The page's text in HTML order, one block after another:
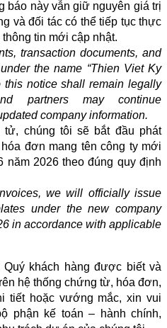
báo này vẫn giữ nguyên giá trị
và đối tác có thể tiếp tục thực
tin mới cập nhật.
transaction documents, and
the name “Thien Viet Ky
this notice shall remain legally
partners may continue
company information.
chúng tôi sẽ bắt đầu phát
đơn mang tên công ty mới
năm 2026 theo đúng quy định
we will officially issue
under the new company
in accordance with applicable
khách hàng được biết và
hệ thống chứng từ, hóa đơn,
tiết hoặc vướng mắc, xin vui
phận kế toán – hành chính,